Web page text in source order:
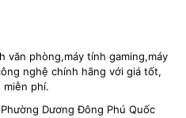
văn phòng,máy tính gaming,máy
nghệ chính hãng với giá tốt,
miễn phí.
Dương Đông Phú Quốc